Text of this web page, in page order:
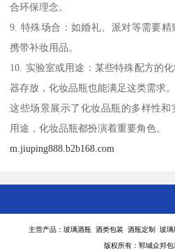
合环保理念。
9. 特殊场合：如婚礼、派对等需要
携带补妆用品。
10. 实验室或用途：某些特殊配方的
器存放，化妆品瓶也能满足这类需求。
这些场景展示了化妆品瓶的多样性
用途，化妆品瓶都扮演着重要角色。
m.jiuping888.b2b168.com
主营产品：玻璃酒瓶 酒类包装 酒瓶定制 玻
版权所有：郓城众邦包